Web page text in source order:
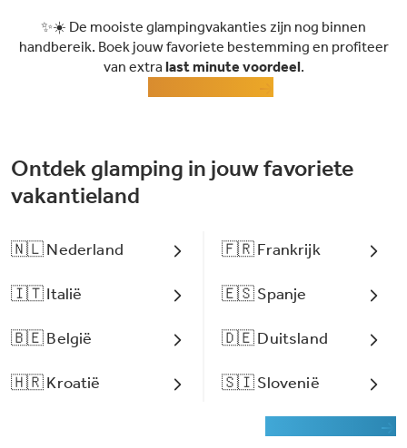
✨☀️ De mooiste glampingvakanties zijn nog binnen
handbereik. Boek jouw favoriete bestemming en profiteer
van extra last minute voordeel.
Ontdek glamping in jouw favoriete
vakantieland
🇳🇱 Nederland 🇫🇷 Frankrijk
🇮🇹 Italië 🇪🇸 Spanje
🇧🇪 België 🇩🇪 Duitsland
🇭🇷 Kroatië 🇸🇮 Slovenië